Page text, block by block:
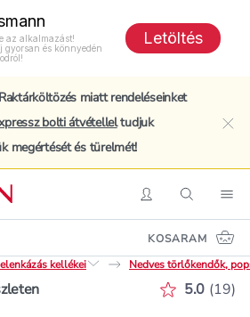
az alkalmazást!
gyorsan és könnyedén
Letöltés
miatt rendeléseinket
bolti átvételleltudjuk
megértését és türelmét!
BelépésKeresés
KOSARAM
kellékei Nedves törlőkendők,
Értékelés
5.0 (19)